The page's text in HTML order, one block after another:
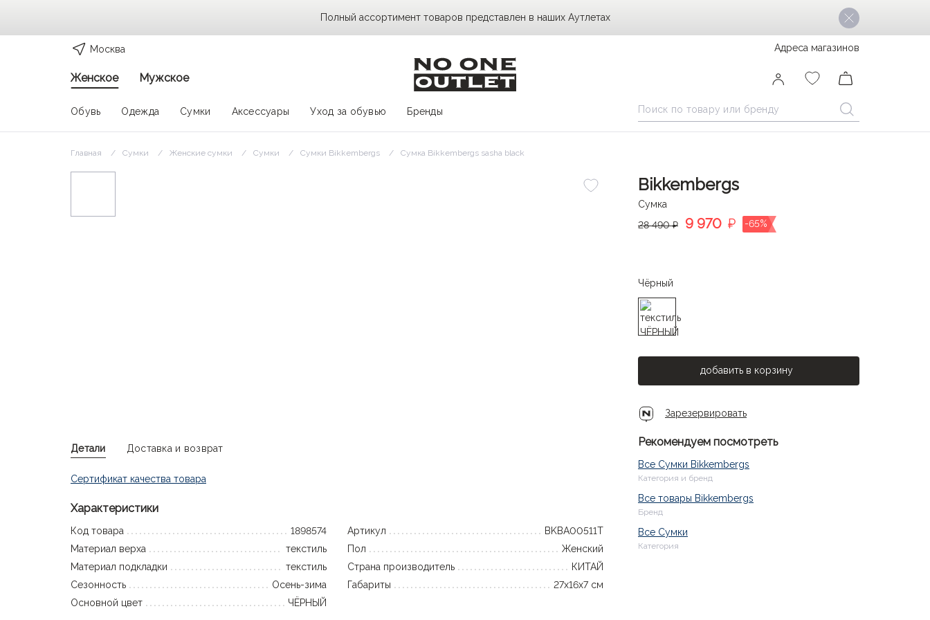
Главная Сумки Женские сумки Сумки Сумки Bikkembergs Сумка Bikkembergs sasha black
Bikkembergs
Сумка
28 490 ₽
9 970 ₽ -65%
Чёрный
добавить в корзину
Зарезервировать
Рекомендуем посмотреть
Все Сумки Bikkembergs
Категория и бренд
Все товары Bikkembergs
Бренд
Все Сумки
Категория
Детали Доставка и возврат
Сертификат качества товара
Характеристики
Код товара
1898574
Материал верха
текстиль
Материал подкладки
текстиль
Сезонность
Осень-зима
Основной цвет
ЧЁРНЫЙ
Артикул
BKBA00511T
Пол
Женский
Страна производитель
КИТАЙ
Габариты
27x16x7 см
Полный ассортимент товаров представлен в наших Аутлетах
Москва Адреса магазинов
Женское Мужское
Обувь Одежда Сумки Аксессуары Уход за обувью Бренды